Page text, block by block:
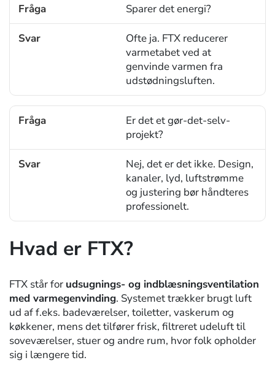
Sparer det energi?
Ofte ja. FTX reducerer
varmetabet ved at
genvinde varmen fra
udstødningsluften.
Er det et gør-det-selv-
projekt?
Nej, det er det ikke. Design,
kanaler, lyd, luftstrømme
og justering bør håndteres
professionelt.
Hvad er FTX?
FTX står for udsugnings- og indblæsningsventilation
med varmegenvinding. Systemet trækker brugt luft
ud af f.eks. badeværelser, toiletter, vaskerum og
køkkener, mens det tilfører frisk, filtreret udeluft til
soveværelser, stuer og andre rum, hvor folk opholder
sig i længere tid.